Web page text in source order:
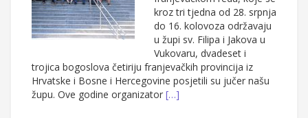
kroz tri tjedna od 28. srpnja
do 16. kolovoza održavaju
u župi sv. Filipa i Jakova u
Vukovaru, dvadeset i
trojica bogoslova četiriju franjevačkih provincija iz
Hrvatske i Bosne i Hercegovine posjetili su jučer našu
župu. Ove godine organizator […]